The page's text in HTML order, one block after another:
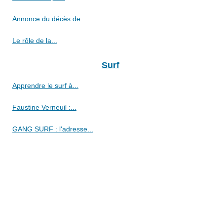
Annonce du décès de...
Le rôle de la...
Surf
Apprendre le surf à...
Faustine Verneuil :...
GANG SURF : l'adresse...